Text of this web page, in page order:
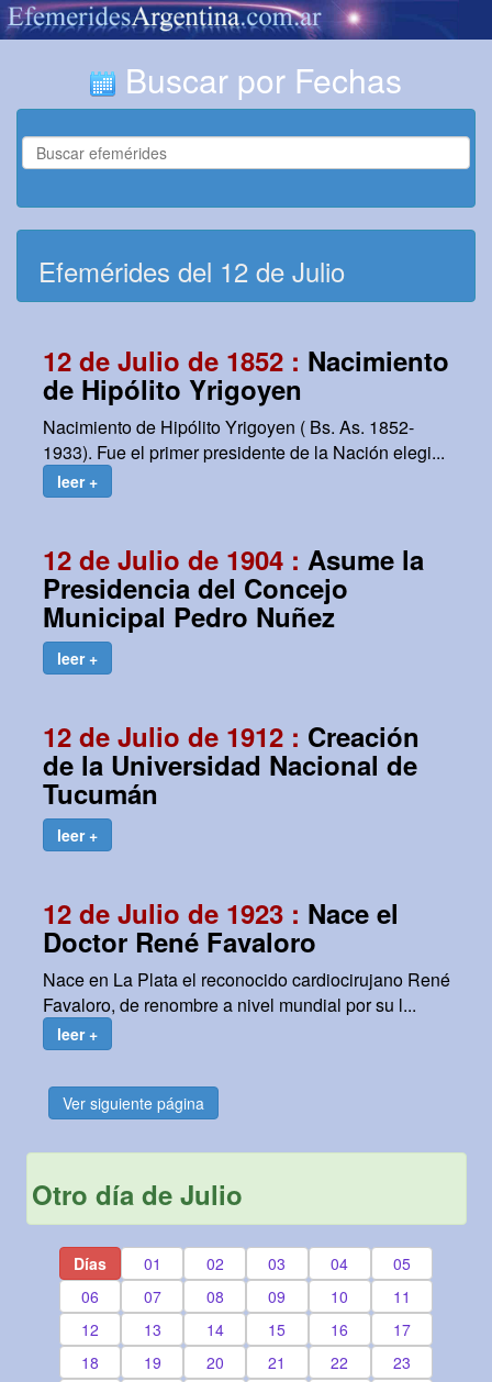
Buscar por Fechas
Efemérides del 12 de Julio
12 de Julio de 1852 : Nacimiento
de Hipólito Yrigoyen
Nacimiento de Hipólito Yrigoyen ( Bs. As. 1852-
1933). Fue el primer presidente de la Nación elegi...
leer +
12 de Julio de 1904 : Asume la
Presidencia del Concejo
Municipal Pedro Nuñez
leer +
12 de Julio de 1912 : Creación
de la Universidad Nacional de
Tucumán
leer +
12 de Julio de 1923 : Nace el
Doctor René Favaloro
Nace en La Plata el reconocido cardiocirujano René
Favaloro, de renombre a nivel mundial por su l...
leer +
Ver siguiente página
Otro día de Julio
Días 01 02 03 04
05
06
07 08 09 10
11
12
13 14 15 16
17
18
19 20 21 22
23